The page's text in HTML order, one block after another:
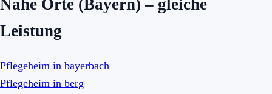
Nahe Orte (Bayern) – gleiche
Leistung
Pflegeheim in bayerbach
Pflegeheim in berg